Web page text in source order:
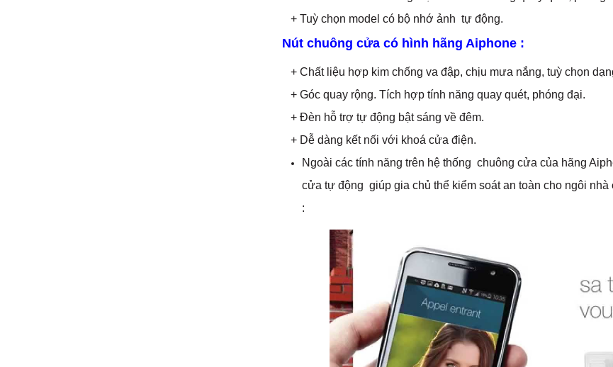
+ Tuỳ chọn model có bộ nhớ ảnh tự động.
Nút chuông cửa có hình hãng Aiphone :
+ Chất liệu hợp kim chống va đập, chịu mưa nắng, tuỳ chọn
+ Góc quay rộng. Tích hợp tính năng quay quét, phóng đại.
+ Đèn hỗ trợ tự động bật sáng về đêm.
+ Dễ dàng kết nối với khoá cửa điện.
Ngoài các tính năng trên hệ thống chuông cửa của hãng
cửa tự động giúp gia chủ thể kiểm soát an toàn cho ngôi
: